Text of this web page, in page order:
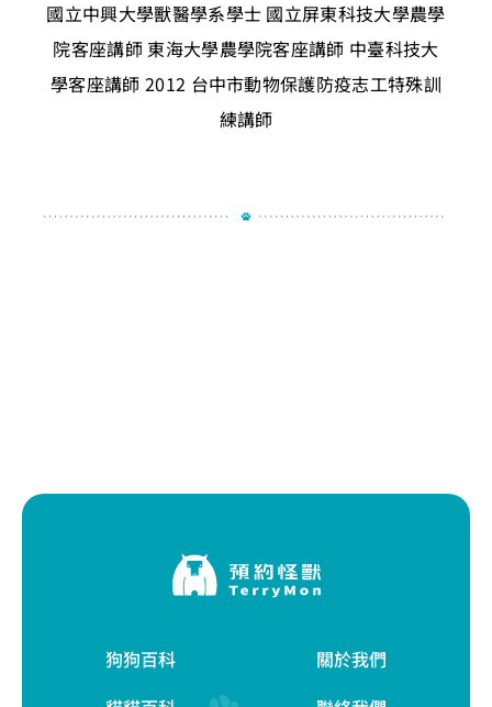
國立中興大學獸醫學系學士 國立屏東科技大學農學
院客座講師東海大學農學院客座講師 中臺科技大
學客座講師 2012 台中市動物保護防疫志工特殊訓
練講師
狗狗百科
關於我們